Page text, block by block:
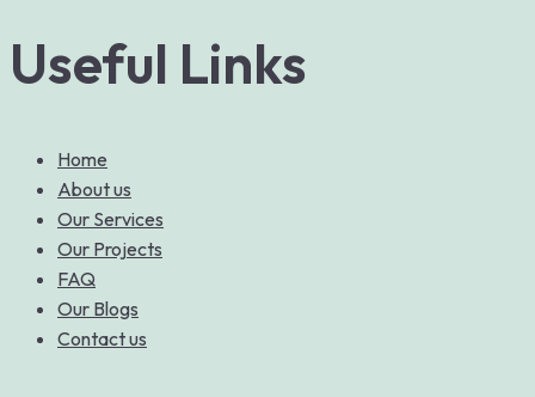
Useful Links
Home
About us
Our Services
Our Projects
FAQ
Our Blogs
Contact us